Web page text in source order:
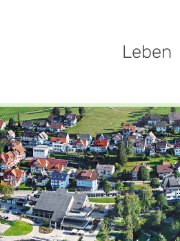
Leben